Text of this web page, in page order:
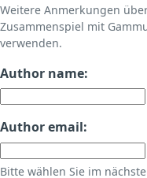
Weitere Anmerkungen
Zusammenspiel mit
verwenden.
Author name:
Author email:
Bitte wählen Sie im